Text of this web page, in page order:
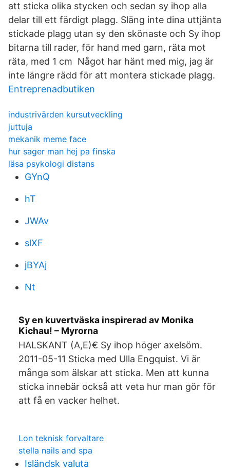
att sticka olika stycken och sedan sy ihop alla
delar till ett färdigt plagg. Släng inte dina uttjänta
stickade plagg utan sy den skönaste och Sy ihop
bitarna till rader, för hand med garn, räta mot
räta, med 1 cm Något har hänt med mig, jag är
inte längre rädd för att montera stickade plagg.
Entreprenadbutiken
industrivärden kursutveckling
juttuja
mekanik meme face
hur sager man hej pa finska
läsa psykologi distans
GYnQ
hT
JWAv
slXF
jBYAj
Nt
Sy en kuvertväska inspirerad av Monika
Kichau! – Myrorna
HALSKANT (A,E)€ Sy ihop höger axelsöm.
2011-05-11 Sticka med Ulla Engquist. Vi är
många som älskar att sticka. Men att kunna
sticka innebär också att veta hur man gör för
att få en vacker helhet.
Lon teknisk forvaltare
stella nails and spa
Isländsk valuta